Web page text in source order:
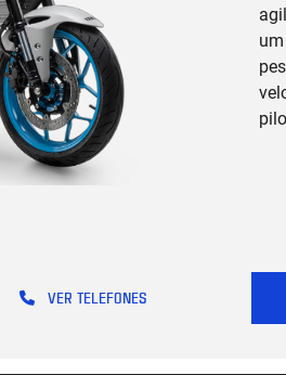
VER TELEFONES